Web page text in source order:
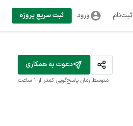
ثبت‌نام ورود ثبت سریع پروژه
دعوت به همکاری
متوسط زمان پاسخ‌گویی کمتر از 1 ساعت